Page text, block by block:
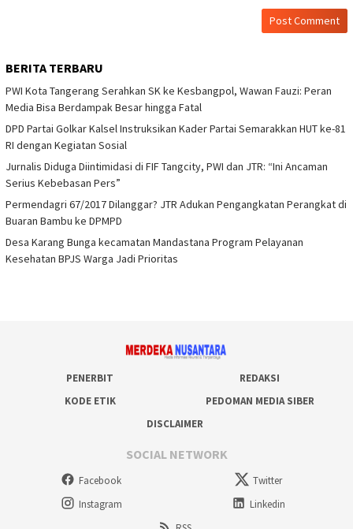
BERITA TERBARU
PWI Kota Tangerang Serahkan SK ke Kesbangpol, Wawan Fauzi: Peran
Media Bisa Berdampak Besar hingga Fatal
DPD Partai Golkar Kalsel Instruksikan Kader Partai Semarakkan HUT ke-81
RI dengan Kegiatan Sosial
Jurnalis Diduga Diintimidasi di FIF Tangcity, PWI dan JTR: “Ini Ancaman
Serius Kebebasan Pers”
Permendagri 67/2017 Dilanggar? JTR Adukan Pengangkatan Perangkat di
Buaran Bambu ke DPMPD
Desa Karang Bunga kecamatan Mandastana Program Pelayanan
Kesehatan BPJS Warga Jadi Prioritas
PENERBIT
REDAKSI
KODE ETIK
PEDOMAN MEDIA SIBER
DISCLAIMER
SOCIAL NETWORK
Facebook
Twitter
Instagram
Linkedin